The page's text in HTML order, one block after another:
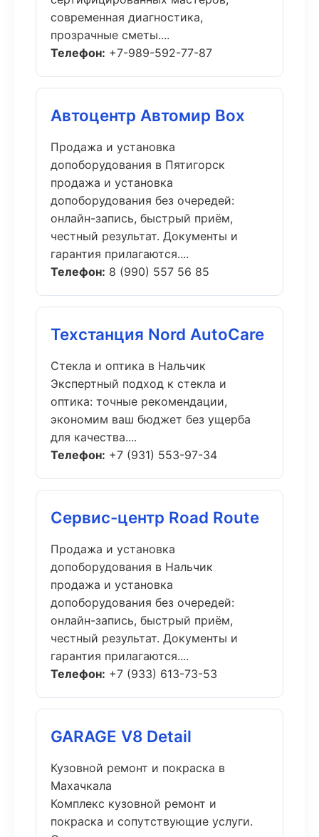
современная диагностика,
прозрачные сметы....
Телефон: +7-989-592-77-87
Автоцентр Автомир Box
Продажа и установка
допоборудования в Пятигорск
продажа и установка
допоборудования без очередей:
онлайн-запись, быстрый приём,
честный результат. Документы и
гарантия прилагаются....
Телефон: 8 (990) 557 56 85
Техстанция Nord AutoCare
Стекла и оптика в Нальчик
Экспертный подход к стекла и
оптика: точные рекомендации,
экономим ваш бюджет без ущерба
для качества....
Телефон: +7 (931) 553-97-34
Сервис-центр Road Route
Продажа и установка
допоборудования в Нальчик
продажа и установка
допоборудования без очередей:
онлайн-запись, быстрый приём,
честный результат. Документы и
гарантия прилагаются....
Телефон: +7 (933) 613-73-53
GARAGE V8 Detail
Кузовной ремонт и покраска в
Махачкала
Комплекс кузовной ремонт и
покраска и сопутствующие услуги.